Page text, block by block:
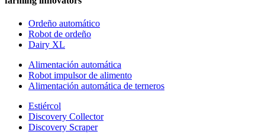
Ordeño automático
Robot de ordeño
Dairy XL
Alimentación automática
Robot impulsor de alimento
Alimentación automática de terneros
Estiércol
Discovery Collector
Discovery Scraper